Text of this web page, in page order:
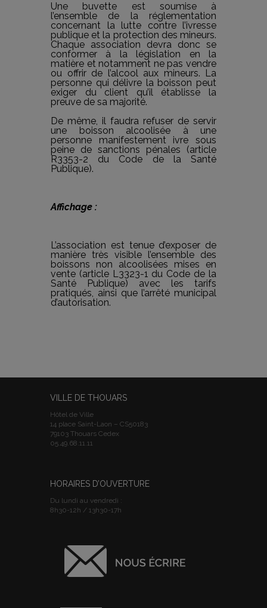
Une buvette est soumise à
l’ensemble de la réglementation
concernant la lutte contre l’ivresse
publique et la protection des mineurs.
Chaque association devra donc se
conformer à la législation en la
matière et notamment ne pas vendre
ou offrir de l’alcool aux mineurs. La
personne qui délivre la boisson peut
exiger du client qu’il établisse la
preuve de sa majorité.
De même, il faudra refuser de servir
une boisson alcoolisée à une
personne manifestement ivre sous
peine de sanctions pénales (article
R3353-2 du Code de la Santé
Publique).
Affichage :
L’association est tenue d’exposer de
manière très visible l’ensemble des
boissons non alcoolisées mises en
vente (article L3323-1 du Code de la
Santé Publique) avec les tarifs
pratiqués, ainsi que l’arrêté municipal
d’autorisation.
VILLE DE THOUARS
Hôtel de Ville
14 place Saint-Laon – CS50183
79103 Thouars Cedex
05.49.68.11.11
HORAIRES D’OUVERTURE
Du lundi au vendredi :
8h30-12h / 13h30-17h